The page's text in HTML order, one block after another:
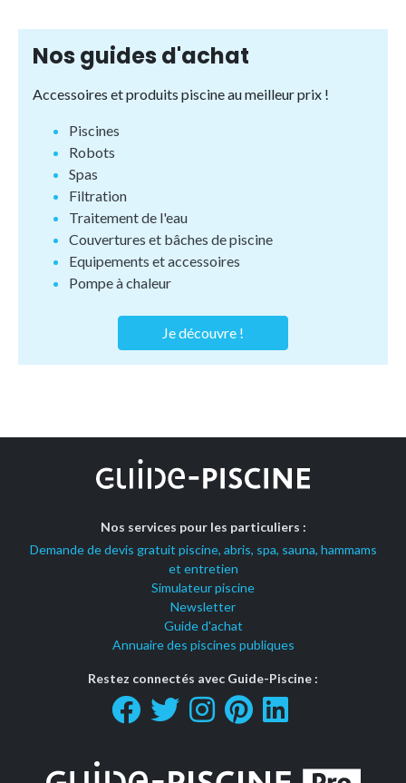
Nos guides d'achat
Accessoires et produits piscine au meilleur prix !
Piscines
Robots
Spas
Filtration
Traitement de l'eau
Couvertures et bâches de piscine
Equipements et accessoires
Pompe à chaleur
Je découvre !
Nos services pour les particuliers :
Demande de devis gratuit piscine, abris, spa, sauna, hammams
et entretien
Simulateur piscine
Newsletter
Guide d'achat
Annuaire des piscines publiques
Restez connectés avec Guide-Piscine :